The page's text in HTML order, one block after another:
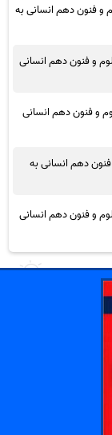
و فنون دهم انسانی به
و فنون دهم انسانی
و فنون دهم انسانی
دهم انسانی به
و فنون دهم انسانی